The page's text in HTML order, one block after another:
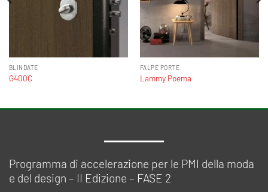
BLINDATE
G400C
FALPE PORTE
Lammy Poema
Programma di accelerazione per le PMI della moda
e del design – II Edizione – FASE 2